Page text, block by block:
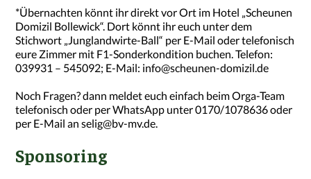
*Übernachten könnt ihr direkt vor Ort im Hotel „Scheunen
Domizil Bollewick“. Dort könnt ihr euch unter dem
Stichwort „Junglandwirte-Ball“ per E-Mail oder telefonisch
eure Zimmer mit F1-Sonderkondition buchen. Telefon:
039931 – 545092; E-Mail: info@scheunen-domizil.de
Noch Fragen? dann meldet euch einfach beim Orga-Team
telefonisch oder per WhatsApp unter 0170/1078636 oder
per E-Mail an selig@bv-mv.de.
Sponsoring